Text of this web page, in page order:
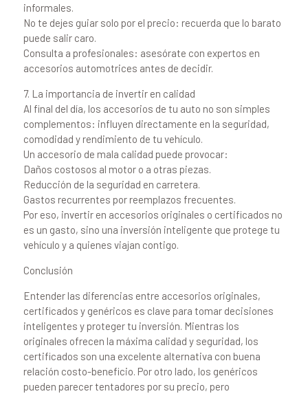
informales.
No te dejes guiar solo por el precio: recuerda que lo barato
puede salir caro.
Consulta a profesionales: asesórate con expertos en
accesorios automotrices antes de decidir.
7. La importancia de invertir en calidad
Al final del día, los accesorios de tu auto no son simples
complementos: influyen directamente en la seguridad,
comodidad y rendimiento de tu vehículo.
Un accesorio de mala calidad puede provocar:
Daños costosos al motor o a otras piezas.
Reducción de la seguridad en carretera.
Gastos recurrentes por reemplazos frecuentes.
Por eso, invertir en accesorios originales o certificados no
es un gasto, sino una inversión inteligente que protege tu
vehículo y a quienes viajan contigo.
Conclusión
Entender las diferencias entre accesorios originales,
certificados y genéricos es clave para tomar decisiones
inteligentes y proteger tu inversión. Mientras los
originales ofrecen la máxima calidad y seguridad, los
certificados son una excelente alternativa con buena
relación costo-beneficio. Por otro lado, los genéricos
pueden parecer tentadores por su precio, pero